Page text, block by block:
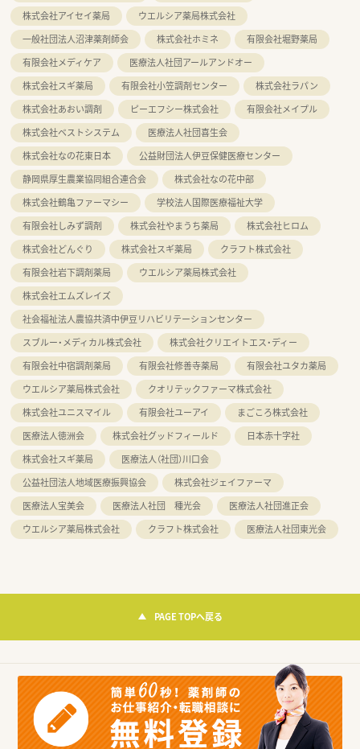
株式会社アイセイ薬局
ウエルシア薬局株式会社
一般社団法人沼津薬剤師会
株式会社ホミネ
有限会社堀野薬局
有限会社メディケア
医療法人社団アールアンドオー
株式会社スギ薬局
有限会社小笠調剤センター
株式会社ラパン
株式会社あおい調剤
ピーエフシー株式会社
有限会社メイプル
株式会社ベストシステム
医療法人社団喜生会
株式会社なの花東日本
公益財団法人伊豆保健医療センター
静岡県厚生農業協同組合連合会
株式会社なの花中部
株式会社鶴亀ファーマシー
学校法人国際医療福祉大学
有限会社しみず調剤
株式会社やまうち薬局
株式会社ヒロム
株式会社どんぐり
株式会社スギ薬局
クラフト株式会社
有限会社岩下調剤薬局
ウエルシア薬局株式会社
株式会社エムズレイズ
社会福祉法人農協共済中伊豆リハビリテーションセンター
スブルー・メディカル株式会社
株式会社クリエイトエス・ディー
有限会社中宿調剤薬局
有限会社修善寺薬局
有限会社ユタカ薬局
ウエルシア薬局株式会社
クオリテックファーマ株式会社
株式会社ユニスマイル
有限会社ユーアイ
まごころ株式会社
医療法人徳洲会
株式会社グッドフィールド
日本赤十字社
株式会社スギ薬局
医療法人（社団）川口会
公益社団法人地域医療振興協会
株式会社ジェイファーマ
医療法人宝美会
医療法人社団 種光会
医療法人社団進正会
ウエルシア薬局株式会社
クラフト株式会社 医療法人社団東光会
PAGE TOPへ戻る